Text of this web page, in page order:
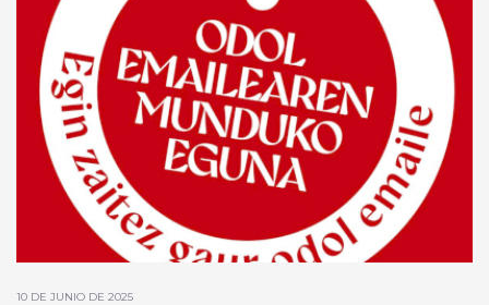
10 DE JUNIO DE 2025